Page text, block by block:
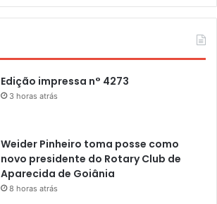
Edição impressa n° 4273
3 horas atrás
Weider Pinheiro toma posse como
novo presidente do Rotary Club de
Aparecida de Goiânia
8 horas atrás